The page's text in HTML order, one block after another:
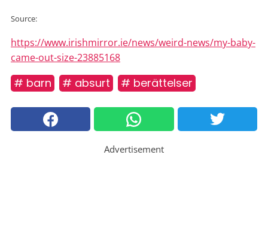
Source:
https://www.irishmirror.ie/news/weird-news/my-baby-
came-out-size-23885168
# barn # absurt # berättelser
Advertisement